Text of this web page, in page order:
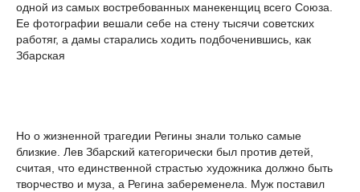
одной из самых востребованных манекенщиц всего Союза.
Ее фотографии вешали себе на стену тысячи советских
работяг, а дамы старались ходить подбоченившись, как
Збарская
Но о жизненной трагедии Регины знали только самые
близкие. Лев Збарский категорически был против детей,
считая, что единственной страстью художника должно быть
творчество и муза, а Регина забеременела. Муж поставил